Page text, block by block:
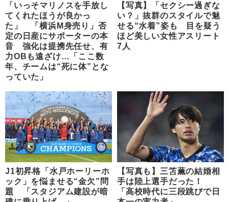
「いっそマリノスを手放し
てくれたほうが良かっ
た」 「横浜M身売り」否
定の日産にサポーターの本
音 強化は提携先任せ、有
力OBも遠ざけ…「ここ数
年、チームは“死に体”とな
っていた」
【写真】「セクシー過ぎな
い？」抜群のスタイルで魅
せる“水着”姿も 目を疑う
ほど美しい女性アスリート
7人
J1初昇格「水戸ホーリーホ
ック」を悩ませる“金欠”問
題 「スタジアム建設が暗
【写真も】三笘薫の結婚相
手は陸上選手だった！
「高校時代に三段跳びで日